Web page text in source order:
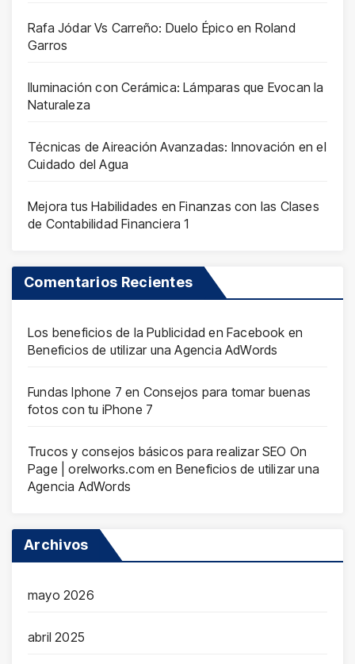
Rafa Jódar Vs Carreño: Duelo Épico en Roland
Garros
Iluminación con Cerámica: Lámparas que Evocan la
Naturaleza
Técnicas de Aireación Avanzadas: Innovación en el
Cuidado del Agua
Mejora tus Habilidades en Finanzas con las Clases
de Contabilidad Financiera 1
Comentarios Recientes
Los beneficios de la Publicidad en Facebook en
Beneficios de utilizar una Agencia AdWords
Fundas Iphone 7 en Consejos para tomar buenas
fotos con tu iPhone 7
Trucos y consejos básicos para realizar SEO On
Page | orelworks.com en Beneficios de utilizar una
Agencia AdWords
Archivos
mayo 2026
abril 2025